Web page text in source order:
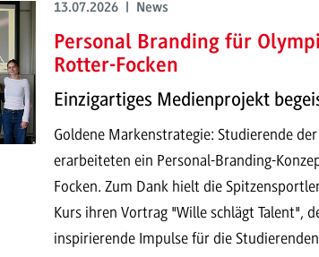
13.07.2026 | News
Personal Branding für
Rotter-Focken
Einzigartiges Medienprojekt
Goldene Markenstrategie: Studierende
erarbeiteten ein Personal-Branding-
Focken. Zum Dank hielt die
Kurs ihren Vortrag "Wille schlägt Talent",
inspirierende Impulse für die